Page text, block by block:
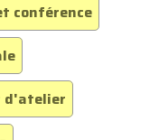
conférence
d'atelier